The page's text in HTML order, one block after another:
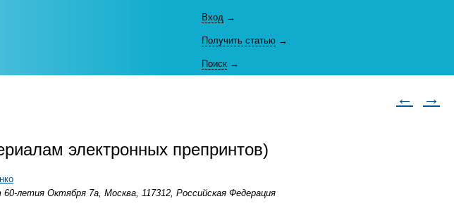
Вход →
Получить статью →
Поиск →
← →
электронных препринтов)
летия Октября 7а, Москва, 117312, Российская Федерация